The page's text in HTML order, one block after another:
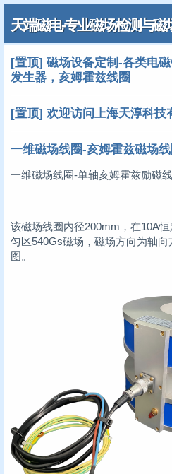
天端磁电-专业磁场检测与磁
[置顶] 磁场设备定制-各类电
发生器，亥姆霍兹线圈
[置顶] 欢迎访问上海天淳科技
一维磁场线圈-亥姆霍兹磁场线
一维磁场线圈-单轴亥姆霍兹励磁
该磁场线圈内径200mm，在10A
匀区540Gs磁场，磁场方向为轴
图。